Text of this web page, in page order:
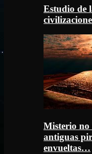
Estudio de
Misterio no
antiguas
envueltas…